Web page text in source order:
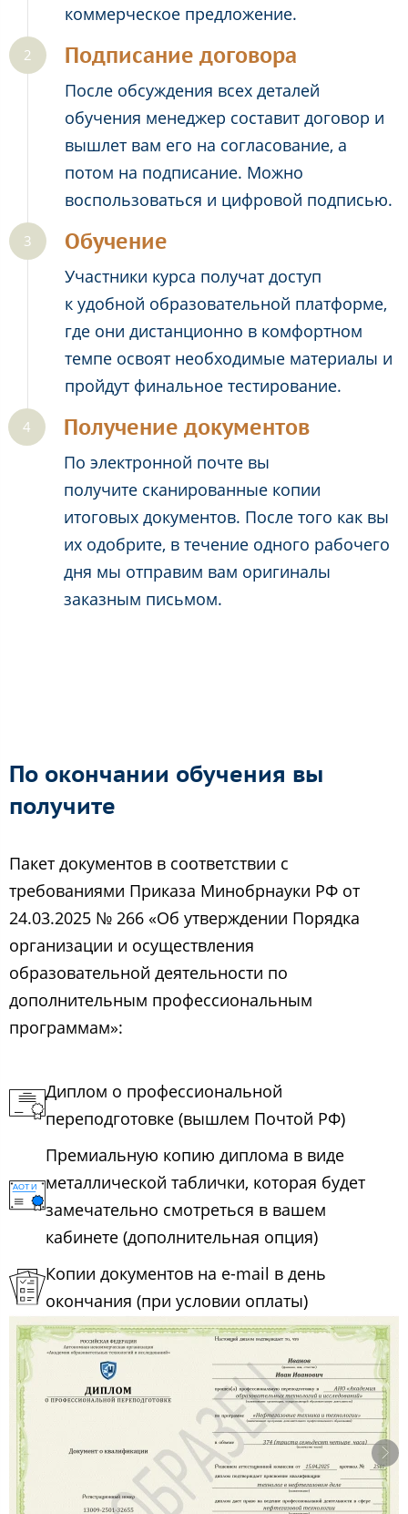
коммерческое предложение.
Подписание договора
После обсуждения всех деталей
обучения менеджер составит договор и
вышлет вам его на согласование, а
потом на подписание. Можно
воспользоваться и цифровой подписью.
Обучение
Участники курса получат доступ
к удобной образовательной платформе,
где они дистанционно в комфортном
темпе освоят необходимые материалы и
пройдут финальное тестирование.
Получение документов
По электронной почте вы
получите сканированные копии
итоговых документов. После того как вы
их одобрите, в течение одного рабочего
дня мы отправим вам оригиналы
заказным письмом.
По окончании обучения вы
получите
Пакет документов в соответствии с
требованиями Приказа Минобрнауки РФ от
24.03.2025 № 266 «Об утверждении Порядка
организации и осуществления
образовательной деятельности по
дополнительным профессиональным
программам»:
Диплом о профессиональной
переподготовке (вышлем Почтой РФ)
Премиальную копию диплома в виде
металлической таблички, которая будет
замечательно смотреться в вашем
кабинете (дополнительная опция)
Копии документов на e-mail в день
окончания (при условии оплаты)